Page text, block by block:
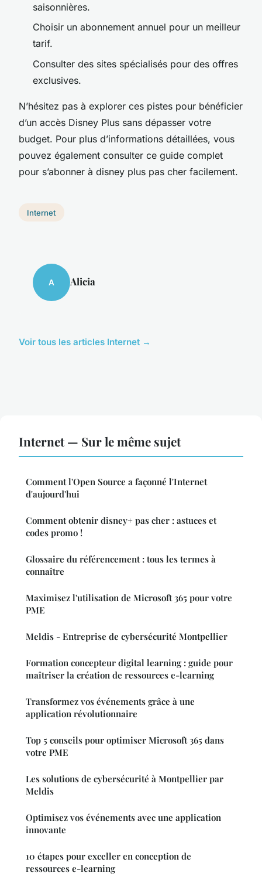
saisonnières.
Choisir un abonnement annuel pour un meilleur
tarif.
Consulter des sites spécialisés pour des offres
exclusives.
N’hésitez pas à explorer ces pistes pour bénéficier
d’un accès Disney Plus sans dépasser votre
budget. Pour plus d’informations détaillées, vous
pouvez également consulter ce guide complet
pour s’abonner à disney plus pas cher facilement.
Internet
A Alicia
Voir tous les articles Internet →
Internet — Sur le même sujet
Comment l'Open Source a façonné l'Internet
d'aujourd'hui
Comment obtenir disney+ pas cher : astuces et
codes promo !
Glossaire du référencement : tous les termes à
connaître
Maximisez l'utilisation de Microsoft 365 pour votre
PME
Meldis - Entreprise de cybersécurité Montpellier
Formation concepteur digital learning : guide pour
maîtriser la création de ressources e-learning
Transformez vos événements grâce à une
application révolutionnaire
Top 5 conseils pour optimiser Microsoft 365 dans
votre PME
Les solutions de cybersécurité à Montpellier par
Meldis
Optimisez vos événements avec une application
innovante
10 étapes pour exceller en conception de
ressources e-learning